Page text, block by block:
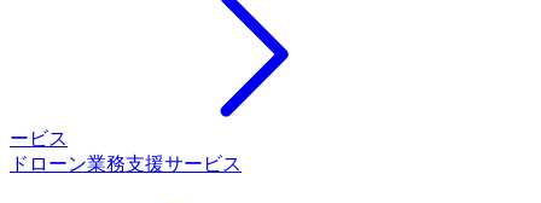
ービス
ドローン業務支援サービス